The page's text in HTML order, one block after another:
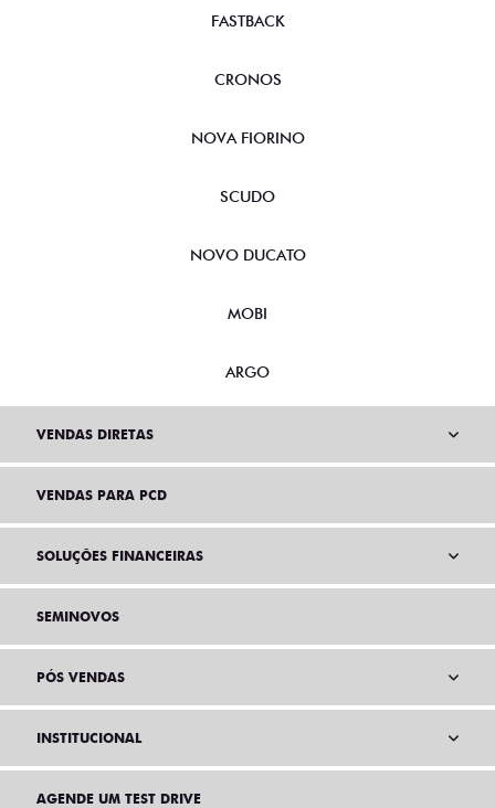
FASTBACK
CRONOS
NOVA FIORINO
SCUDO
NOVO DUCATO
MOBI
ARGO
VENDAS DIRETAS
VENDAS PARA PCD
SOLUÇÕES FINANCEIRAS
SEMINOVOS
PÓS VENDAS
INSTITUCIONAL
AGENDE UM TEST DRIVE